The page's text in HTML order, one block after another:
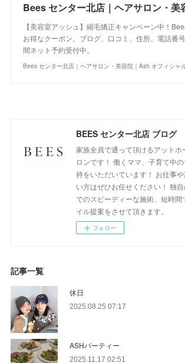
【美容室アッシュ】縮毛矯正キャンペーン中！
お得なクーポン、ブログ、口コミ、住所、電話番
間ネット予約受付中。
Bees センター北店｜ヘアサロン・美容院｜Ash オフィシャ
BEES センター北店 ブログ
家族全員で通って頂けるアットホ
ロンです！ 働くママ、子育て中
持をいただいています！ お仕事
い方はぜひお任せください！ 独
でのスピーディーな施術、短時間
イル提案をさせて頂きます。
フォロー
記事一覧
休日
2025.08.25 07:17
ASHパーティー
2025.11.17 02:51